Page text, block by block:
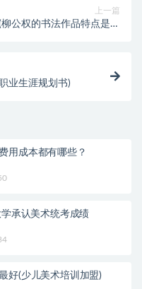
上一篇
公权的书法作品特点是什
业生涯规划书)
用成本都有哪些？
承认美术统考成绩
好(少儿美术培训加盟)